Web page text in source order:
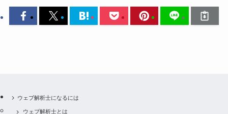
ウェブ解析士になるには
ウェブ解析士とは